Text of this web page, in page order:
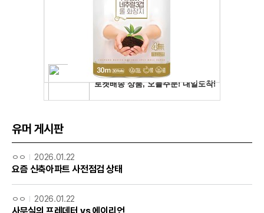
유머 게시판
ㅇㅇ 2026.01.22
요즘 신축아파트 사전점검 상태
ㅇㅇ 2026.01.22